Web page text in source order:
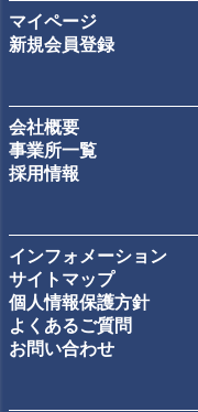
マイページ
新規会員登録
会社概要
事業所一覧
採用情報
インフォメーション
サイトマップ
個人情報保護方針
よくあるご質問
お問い合わせ